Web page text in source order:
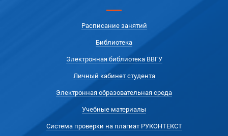
Расписание занятий
Библиотека
Электронная библиотека ВВГУ
Личный кабинет студента
Электронная образовательная среда
Учебные материалы
Система проверки на плагиат РУКОНТЕКСТ